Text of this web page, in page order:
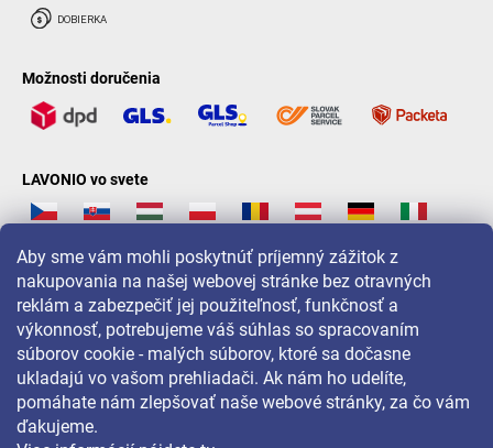
Aby sme vám mohli poskytnúť príjemný zážitok z
nakupovania na našej webovej stránke bez otravných
reklám a zabezpečiť jej použiteľnosť, funkčnosť a
výkonnosť, potrebujeme váš súhlas so spracovaním
súborov cookie - malých súborov, ktoré sa dočasne
ukladajú vo vašom prehliadači. Ak nám ho udelíte,
pomáhate nám zlepšovať naše webové stránky, za čo vám
ďakujeme.
Možnosti doručenia
LAVONIO vo svete
Pre akcie, súťaže a zľavy nás sledujte na: